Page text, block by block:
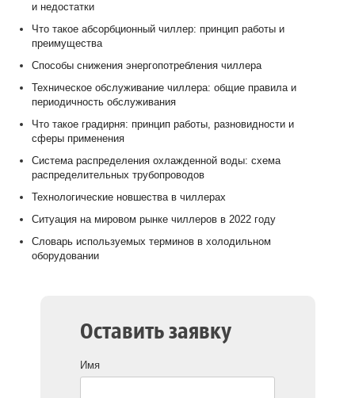
и недостатки
Что такое абсорбционный чиллер: принцип работы и
преимущества
Способы снижения энергопотребления чиллера
Техническое обслуживание чиллера: общие правила и
периодичность обслуживания
Что такое градирня: принцип работы, разновидности и
сферы применения
Система распределения охлажденной воды: схема
распределительных трубопроводов
Технологические новшества в чиллерах
Ситуация на мировом рынке чиллеров в 2022 году
Словарь используемых терминов в холодильном
оборудовании
Оставить заявку
Имя